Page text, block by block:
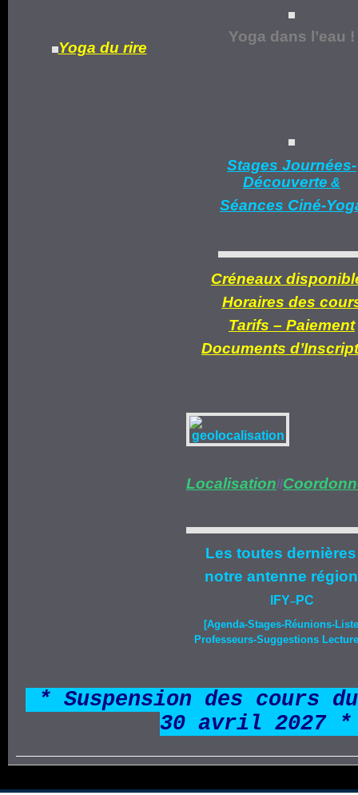
Yoga du rire
Yoga dans l’eau !
Stages Journées-
Découverte &
Séances Ciné-
Créneaux
Horaires des
Tarifs – Paiement
Documents d’
Localisation//
Les toutes
notre antenne
IFY–PC
[Agenda-Stages-Réunions-
Professeurs-Suggestions
* Suspension des cours
30 avril 2027 *